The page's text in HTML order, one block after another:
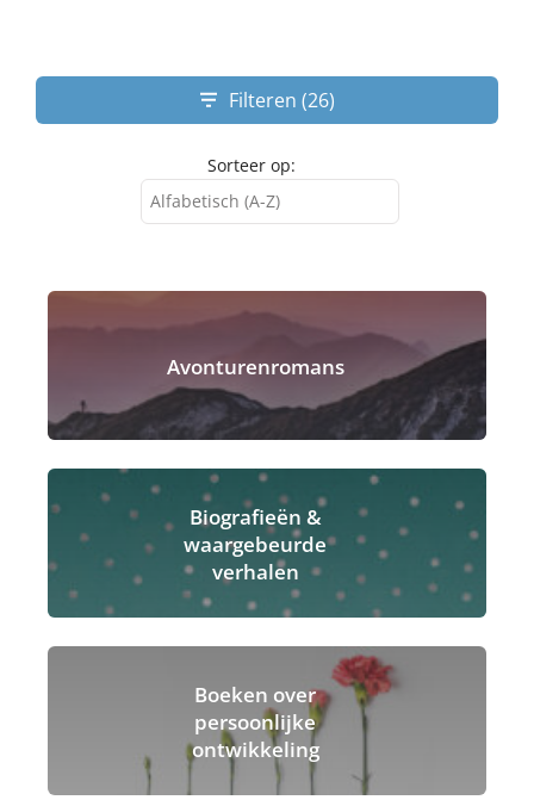
Filteren (26)
Sorteer op:
Alfabetisch (A-Z)
Alfabetisch (Z-A)
Avonturenromans
Biografieën &
waargebeurde
verhalen
Boeken over
persoonlijke
ontwikkeling